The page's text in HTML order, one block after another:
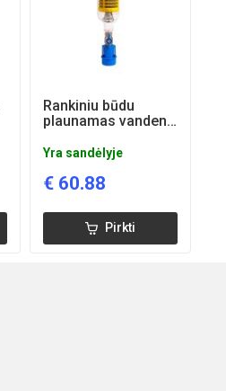
Rankiniu būdu
plaunamas vandens
RAH, jgt. 1''
Yra sandėlyje
€ 60.88
Pirkti